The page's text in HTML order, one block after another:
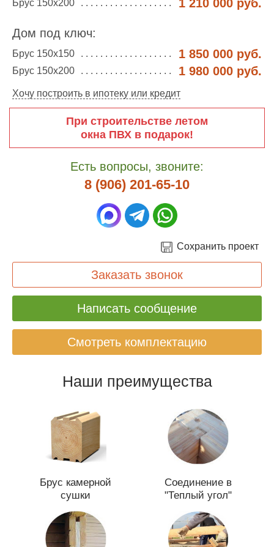
Брус 150х200 1 210 000 руб.
Дом под ключ:
Брус 150х150 1 850 000 руб.
Брус 150х200 1 980 000 руб.
Хочу построить в ипотеку или кредит
При строительстве летом
окна ПВХ в подарок!
Есть вопросы, звоните:
8 (906) 201-65-10
Сохранить проект
Заказать звонок
Написать сообщение
Смотреть комплектацию
Наши преимущества
Брус камерной
сушки
Соединение в
"Теплый угол"